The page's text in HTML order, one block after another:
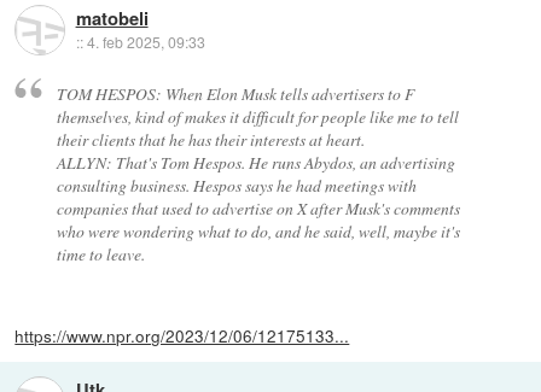
matobeli
::4. feb 2025, 09:33
TOM HESPOS: When Elon Musk tells advertisers to F
themselves, kind of makes it difficult for people like me to tell
their clients that he has their interests at heart.
ALLYN: That's Tom Hespos. He runs Abydos, an advertising
consulting business. Hespos says he had meetings with
companies that used to advertise on X after Musk's comments
who were wondering what to do, and he said, well, maybe it's
time to leave.
https://www.npr.org/2023/12/06/12175133...